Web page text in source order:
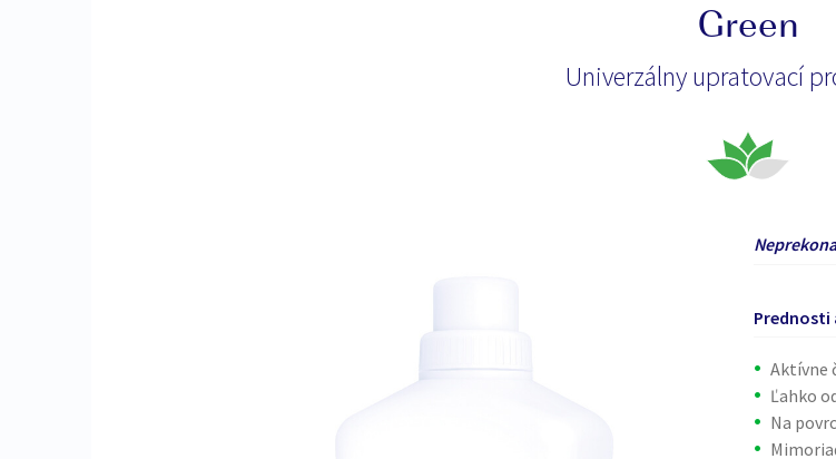
Green
Univerzálny upratovací
Aktívne
Ľahko
Na